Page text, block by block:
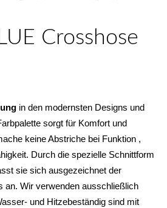
Crosshose
in den modernsten Designs und
sorgt für Komfort und
keine Abstriche bei Funktion ,
Durch die spezielle Schnittform
sie sich ausgezeichnet der
an. Wir verwenden ausschließlich
und Hitzebeständig sind mit